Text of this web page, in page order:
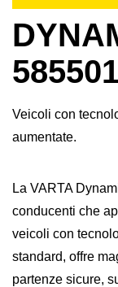
Veicoli con
aumentate.
La VARTA
conducenti che
veicoli con
standard, offre
partenze sicure,